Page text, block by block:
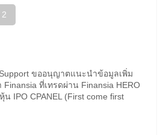
ขออนุญาตแนะนำข้อมูลเพิ่ม
ที่เทรดผ่าน Finansia HERO
IPO CPANEL (First come first